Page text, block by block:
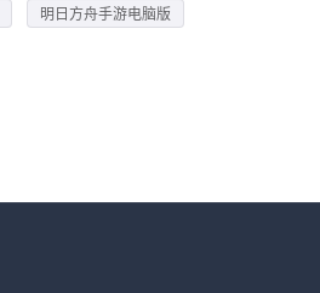
明日方舟手游电脑版